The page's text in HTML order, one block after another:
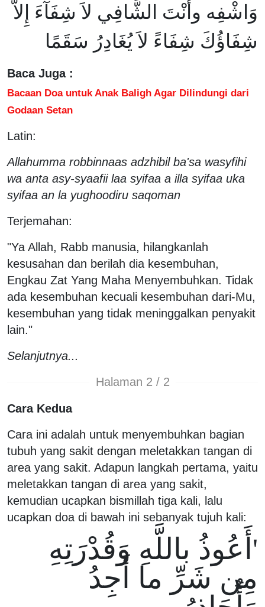
وَاشْفِه وأَنْتَ الشَّافِي لاَ شِفَآءَ إِلاَّ
شِفَاؤُكَ شِفَاءً لاَ يُغَادِرُ سَقَمًا
Baca Juga :
Bacaan Doa untuk Anak Baligh Agar Dilindungi dari
Godaan Setan
Latin:
Allahumma robbinnaas adzhibil ba'sa wasyfihi
wa anta asy-syaafii laa syifaa a illa syifaa uka
syifaa an la yughoodiru saqoman
Terjemahan:
"Ya Allah, Rabb manusia, hilangkanlah
kesusahan dan berilah dia kesembuhan,
Engkau Zat Yang Maha Menyembuhkan. Tidak
ada kesembuhan kecuali kesembuhan dari-Mu,
kesembuhan yang tidak meninggalkan penyakit
lain."
Selanjutnya...
Halaman 2 / 2
Cara Kedua
Cara ini adalah untuk menyembuhkan bagian
tubuh yang sakit dengan meletakkan tangan di
area yang sakit. Adapun langkah pertama, yaitu
meletakkan tangan di area yang sakit,
kemudian ucapkan bismillah tiga kali, lalu
ucapkan doa di bawah ini sebanyak tujuh kali:
'أَعُوذُ باللَّهِ وَقُدْرَتِهِ
مِن شَرِّ ما أَجِدُ